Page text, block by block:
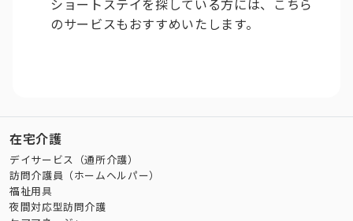
ショートステイを探している方には、こちら
のサービスもおすすめいたします。
在宅介護
デイサービス（通所介護）
訪問介護員（ホームヘルパー）
福祉用具
夜間対応型訪問介護